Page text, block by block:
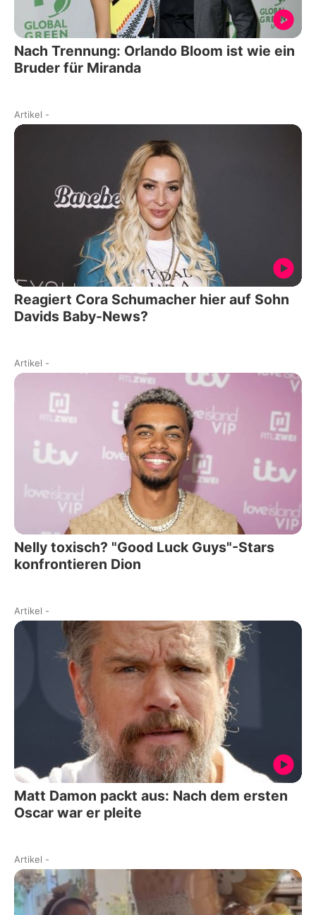
Nach Trennung: Orlando Bloom ist wie ein
Bruder für Miranda
Artikel -
Reagiert Cora Schumacher hier auf Sohn
Davids Baby-News?
Artikel -
Nelly toxisch? "Good Luck Guys"-Stars
konfrontieren Dion
Artikel -
Matt Damon packt aus: Nach dem ersten
Oscar war er pleite
Artikel -